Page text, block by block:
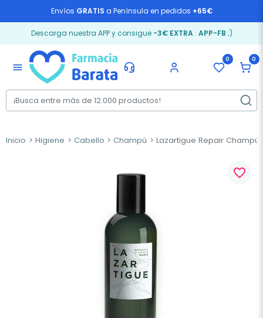
Envíos GRATIS a Península en pedidos +65€
Descarga nuestra APP y consigue -3€ EXTRA: APP-FB ;)
menu
0 0
Inicio Higiene Cabello Champú Lazartigue Repair
favorite_border